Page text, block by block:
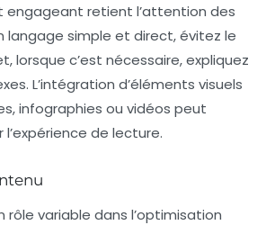
engageant retient l’attention des
langage simple et direct, évitez le
lorsque c’est nécessaire, expliquez
L’intégration d’éléments visuels
infographies ou vidéos peut
de lecture.
rôle variable dans l’optimisation